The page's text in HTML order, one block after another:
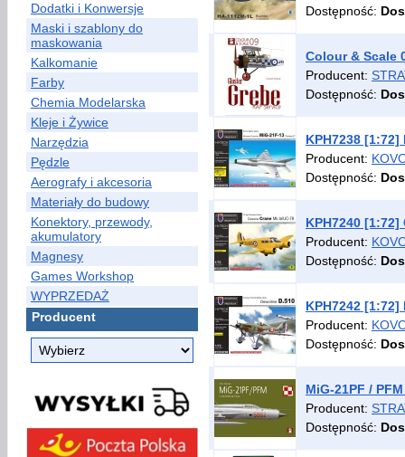
Dodatki i Konwersje
Maski i szablony do
maskowania
Kalkomanie
Farby
Chemia Modelarska
Kleje i Żywice
Narzędzia
Pędzle
Aerografy i akcesoria
Materiały do budowy
Konektory, przewody,
akumulatory
Magnesy
Games Workshop
WYPRZEDAŻ
Producent
Dostępność:
Colour & Scale
Producent:
Dostępność:
KPH7238
Producent:
Dostępność:
KPH7240 [1:72]
Producent:
Dostępność:
KPH7242
Producent:
Dostępność:
MiG-21PF /
Producent:
Dostępność: